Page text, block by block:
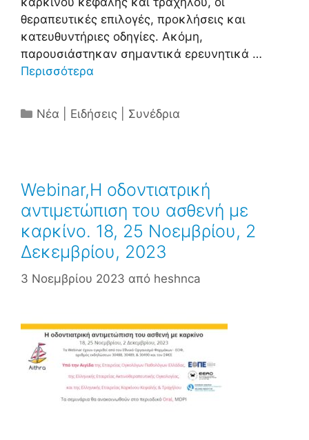
θεραπευτικές επιλογές, προκλήσεις και
κατευθυντήριες οδηγίες. Ακόμη,
παρουσιάστηκαν σημαντικά ερευνητικά …
Περισσότερα
Κατηγορίες
Νέα | Ειδήσεις | Συνέδρια
Webinar,Η οδοντιατρική
αντιμετώπιση του ασθενή με
καρκίνο. 18, 25 Νοεμβρίου, 2
Δεκεμβρίου, 2023
3 Νοεμβρίου 2023 από heshnca